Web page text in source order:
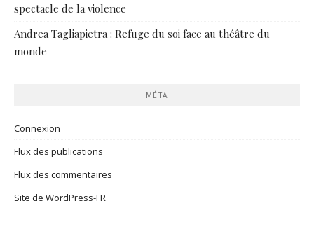
spectacle de la violence
Andrea Tagliapietra : Refuge du soi face au théâtre du
monde
MÉTA
Connexion
Flux des publications
Flux des commentaires
Site de WordPress-FR